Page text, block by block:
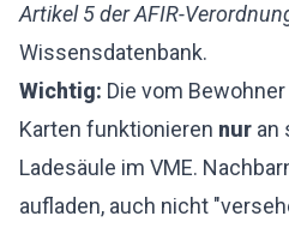
Artikel 5 der AFIR-
Wissensdatenbank.
Wichtig: Die vom
Karten funktionieren nur an
Ladesäule im VME.
aufladen, auch nicht